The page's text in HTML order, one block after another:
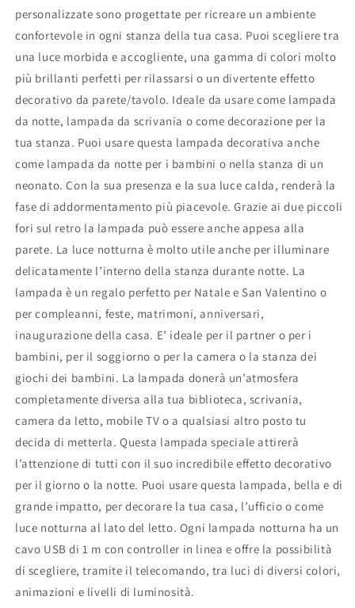
lampada
lampada
led
personalizzate sono progettate per ricreare un ambiente
confortevole in ogni stanza della tua casa. Puoi scegliere tra
una luce morbida e accogliente, una gamma di colori molto
più brillanti perfetti per rilassarsi o un divertente effetto
decorativo da parete/tavolo. Ideale da usare come lampada
da notte, lampada da scrivania o come decorazione per la
tua stanza. Puoi usare questa lampada decorativa anche
come lampada da notte per i bambini o nella stanza di un
neonato. Con la sua presenza e la sua luce calda, renderà la
fase di addormentamento più piacevole. Grazie ai due piccoli
fori sul retro la lampada può essere anche appesa alla
parete. La luce notturna è molto utile anche per illuminare
delicatamente l’interno della stanza durante notte. La
lampada è un regalo perfetto per Natale e San Valentino o
per compleanni, feste, matrimoni, anniversari,
inaugurazione della casa. E’ ideale per il partner o per i
bambini, per il soggiorno o per la camera o la stanza dei
giochi dei bambini. La lampada donerà un’atmosfera
completamente diversa alla tua biblioteca, scrivania,
camera da letto, mobile TV o a qualsiasi altro posto tu
decida di metterla. Questa lampada speciale attirerà
l’attenzione di tutti con il suo incredibile effetto decorativo
per il giorno o la notte. Puoi usare questa lampada, bella e di
grande impatto, per decorare la tua casa, l’ufficio o come
luce notturna al lato del letto. Ogni lampada notturna ha un
cavo USB di 1 m con controller in linea e offre la possibilità
di scegliere, tramite il telecomando, tra luci di diversi colori,
animazioni e livelli di luminosità.